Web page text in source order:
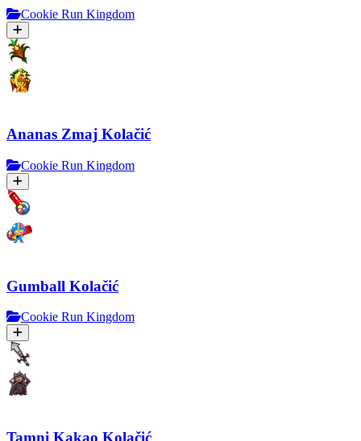
Cookie Run Kingdom
Ananas Zmaj Kolačić
Cookie Run Kingdom
Gumball Kolačić
Cookie Run Kingdom
Tamni Kakao Kolačić